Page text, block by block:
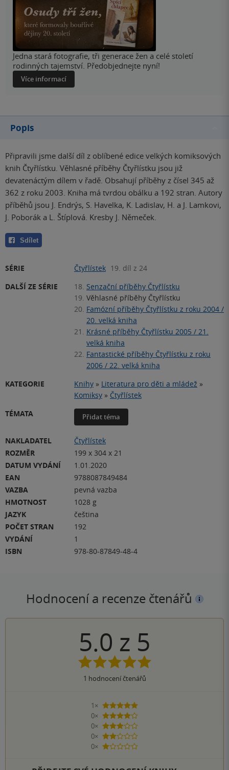
Jedna stará fotografie, tři generace žen a celé století
rodinných tajemství. Předobjednejte nyní!
Více informací
Popis
Připravili jsme další díl z oblíbené edice velkých komiksových
knih Čtyřlístku. Věhlasné příběhy Čtyřlístku jsou již
devatenáctým dílem v řadě. Obsahují příběhy z čísel 345 až
362 z roku 2003. Kniha má tvrdou obálku a 192 stran. Autory
příběhů jsou J. Endrýs, S. Havelka, K. Ladislav, H. a J. Lamkovi,
J. Poborák a L. Štíplová. Kresby J. Němeček.
Sdílet
SÉRIE Čtyřlístek 19. díl z 24
DALŠÍ ZE SÉRIE
18. Senzační příběhy Čtyřlístku
19. Věhlasné příběhy Čtyřlístku
20. Famózní příběhy Čtyřlístku z roku 2004 /
20. velká kniha
21. Krásné příběhy Čtyřlístku 2005 / 21.
velká kniha
22. Fantastické příběhy Čtyřlístku z roku
2006 / 22. velká kniha
KATEGORIE
Knihy » Literatura pro děti a mládež »
Komiksy » Čtyřlístek
TÉMATA
Přidat téma
NAKLADATEL
Čtyřlístek
ROZMĚR
199 x 304 x 21
DATUM VYDÁNÍ
1.01.2020
EAN
9788087849484
VAZBA
pevná vazba
HMOTNOST
1028 g
JAZYK
čeština
POČET STRAN
192
VYDÁNÍ
1
ISBN
978-80-87849-48-4
Hodnocení a recenze čtenářů
5.0 z 5
1 hodnocení čtenářů
1×
5 hvězdiček
0×
4 hvězdičky
0×
3 hvězdičky
0×
2 hvězdičky
0×
1 hvezdička